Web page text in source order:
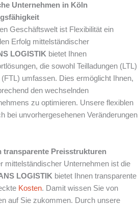
Unternehmen in Köln
Geschäftswelt ist Flexibilität ein
Erfolg mittelständischer
LOGISTIK bietet Ihnen
die sowohl Teilladungen (LTL)
umfassen. Dies ermöglicht Ihnen,
den wechselnden
zu optimieren. Unsere flexiblen
bei unvorhergesehenen Veränderungen
Preisstrukturen
mittelständischer Unternehmen ist die
LOGISTIK bietet Ihnen transparente
Kosten. Damit wissen Sie von
auf Sie zukommen. Durch unsere